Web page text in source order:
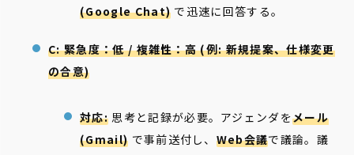
(Google Chat) で迅速に回答する。
C: 緊急度：低 / 複雑性：高 (例: 新規提案、仕様変更
の合意)
対応:思考と記録が必要。アジェンダをメール
(Gmail) で事前送付し、 Web会議で議論。議